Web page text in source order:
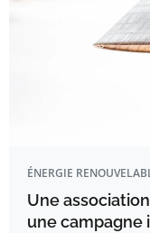
ÉNERGIE
Une
une campagne